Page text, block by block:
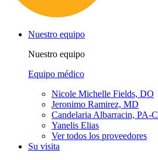
Nuestro equipo
Nuestro equipo
Equipo médico
Nicole Michelle Fields, DO
Jeronimo Ramirez, MD
Candelaria Albarracin, PA-C
Yanelis Elias
Ver todos los proveedores
Su visita